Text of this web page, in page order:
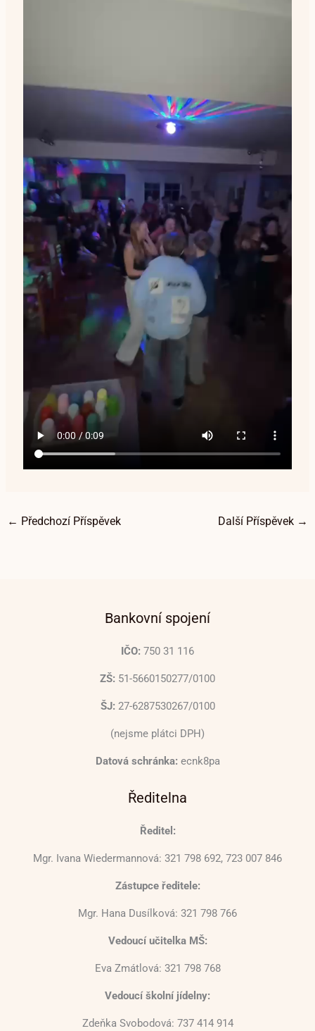
← Předchozí Příspěvek Další Příspěvek →
Bankovní spojení
IČO: 750 31 116
ZŠ: 51-5660150277/0100
ŠJ: 27-6287530267/0100
(nejsme plátci DPH)
Datová schránka: ecnk8pa
Ředitelna
Ředitel:
Mgr. Ivana Wiedermannová: 321 798 692, 723 007 846
Zástupce ředitele:
Mgr. Hana Dusílková: 321 798 766
Vedoucí učitelka MŠ:
Eva Zmátlová: 321 798 768
Vedoucí školní jídelny:
Zdeňka Svobodová: 737 414 914